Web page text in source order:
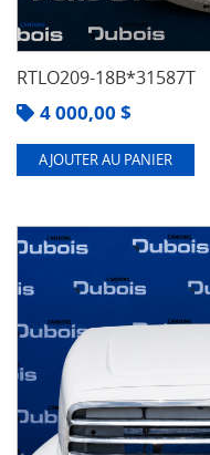
RTLO209-18B*31587T
4 000,00 $
AJOUTER AU PANIER